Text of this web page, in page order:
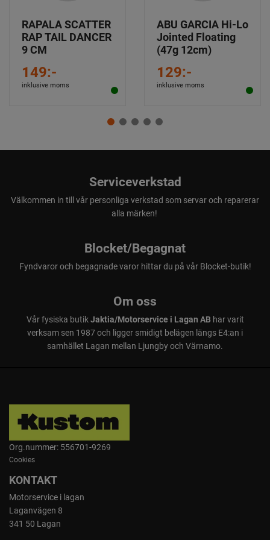
RAPALA SCATTER
RAP TAIL DANCER
9 CM
149:-
inklusive moms
ABU GARCIA Hi-Lo
Jointed Floating
(47g 12cm)
129:-
inklusive moms
Serviceverkstad
Välkommen in till vår personliga verkstad som servar och reparerar
alla märken!
Blocket/Begagnat
Fyndvaror och begagnade varor hittar du på vår Blocket-butik!
Om oss
Vår fysiska butikJaktia/Motorservice i Lagan ABhar varit
verksam sen 1987 och ligger smidigt belägen längs E4:an i
samhället Lagan mellan Ljungby och Värnamo.
Org.nummer: 556701-9269
Cookies
KONTAKT
Motorservice i lagan
Laganvägen 8
341 50 Lagan